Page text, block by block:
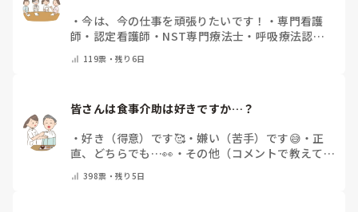
・今は、今の仕事を頑張りたいです！ ・専門看護
師 ・ 認定看護師 ・ NST専門療法士 ・ 呼吸療法認定
内視鏡技師・その他(コメントで教えて下さい)
119票・残り6日
皆さんは食事介助は好きですか…？
・好き（得意）です🥰・嫌い（苦手）です😅 ・ 正
直、どちらでも…👀 ・ その他（コメントで教えてく
398票・残り5日